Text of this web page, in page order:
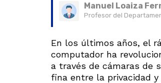
Manuel Loaiza
Profesor del
En los últimos años, el
computador ha
a través de cámaras de
fina entre la privacidad y